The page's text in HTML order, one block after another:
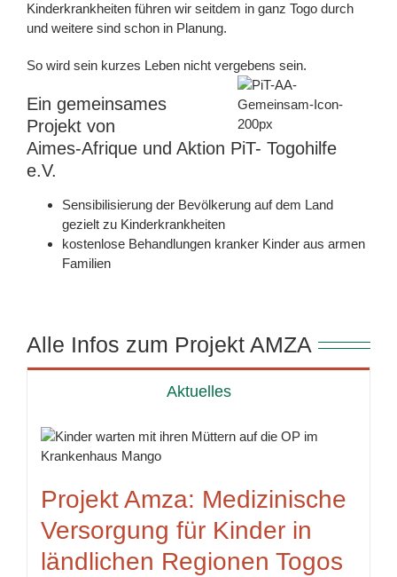
Kinderkrankheiten führen wir seitdem in ganz Togo durch
und weitere sind schon in Planung.
So wird sein kurzes Leben nicht vergebens sein.
Ein gemeinsames
Projekt von
Aimes-Afrique und Aktion PiT- Togohilfe
e.V.
Sensibilisierung der Bevölkerung auf dem Land
gezielt zu Kinderkrankheiten
kostenlose Behandlungen kranker Kinder aus armen
Familien
Alle Infos zum Projekt AMZA
Aktuelles
Projekt Amza: Medizinische
Versorgung für Kinder in
ländlichen Regionen Togos